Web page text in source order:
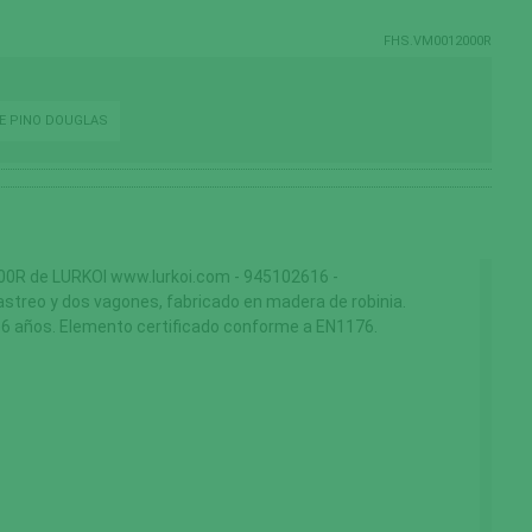
FHS.VM0012000R
PINO DOUGLAS
de LURKOI www.lurkoi.com - 945102616 -
y dos vagones, fabricado en madera de robinia.
años. Elemento certificado conforme a EN1176.